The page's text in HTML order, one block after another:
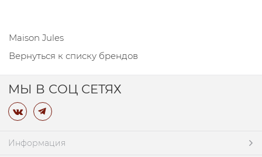
Maison Jules
Вернуться к списку брендов
МЫ В СОЦ СЕТЯХ
Информация